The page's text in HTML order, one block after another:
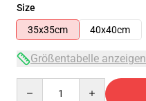
Size
35x35cm
40x40cm
Größentabelle anzeigen